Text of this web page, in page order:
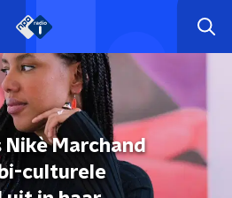
Nikè Marchand
culturele